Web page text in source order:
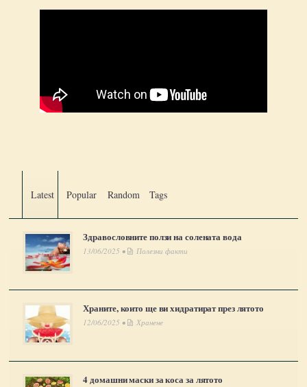
Latest Popular Random Tags
Здравословните ползи на солената вода
13/06/2025 • Полезни факти
Храните, които ще ви хидратират през лятото
12/06/2025 • Хранене
4 домашни маски за коса за лятото